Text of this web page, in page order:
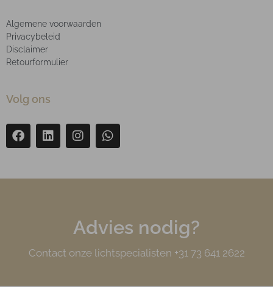
Algemene voorwaarden
Privacybeleid
Disclaimer
Retourformulier
Volg ons
Advies nodig?
Contact onze lichtspecialisten +31 73 641 2622